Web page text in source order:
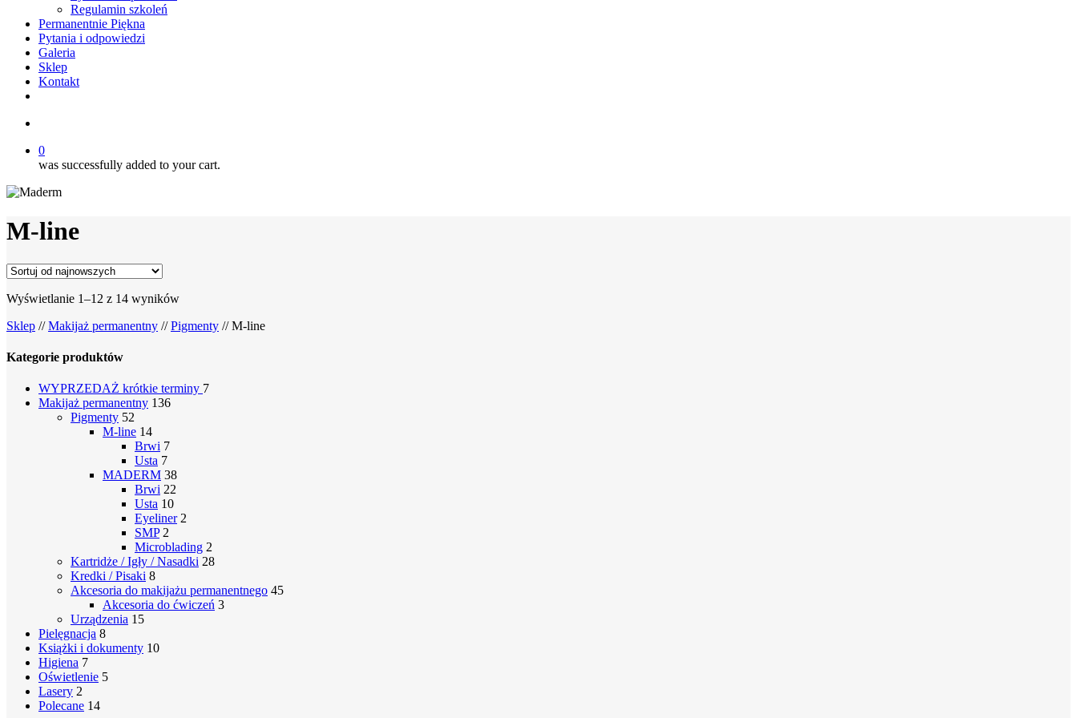
Regulamin szkoleń
Permanentnie Piękna
Pytania i odpowiedzi
Galeria
Sklep
Kontakt
0
was successfully added to your cart.
M-line
Wyświetlanie 1–12 z 14 wynikówPosortowane
najnowszych
Sklep //Makijaż permanentny //Pigmenty // M-line
Kategorie produktów
WYPRZEDAŻ krótkie terminy 7
Makijaż permanentny 136
Pigmenty 52
M-line 14
Brwi 7
Usta 7
MADERM 38
Brwi 22
Usta 10
Eyeliner 2
SMP 2
Microblading 2
Kartridże / Igły / Nasadki 28
Kredki / Pisaki 8
Akcesoria do makijażu permanentnego 45
Akcesoria do ćwiczeń 3
Urządzenia 15
Pielęgnacja 8
Książki i dokumenty 10
Higiena 7
Oświetlenie 5
Lasery 2
Polecane 14